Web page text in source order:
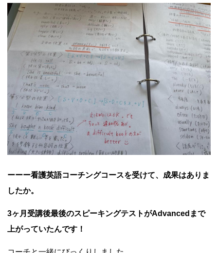
ーーー看護英語コーチングコースを受けて、成果はありま
したか。
3ヶ月受講後最後のスピーキングテストがAdvancedまで
上がっていたんです！